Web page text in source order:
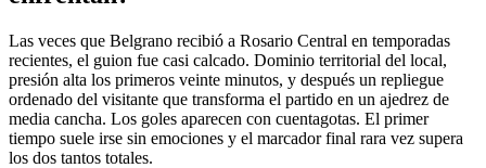
Las veces que Belgrano recibió a Rosario Central en temporadas
recientes, el guion fue casi calcado. Dominio territorial del local,
presión alta los primeros veinte minutos, y después un repliegue
ordenado del visitante que transforma el partido en un ajedrez de
media cancha. Los goles aparecen con cuentagotas. El primer
tiempo suele irse sin emociones y el marcador final rara vez supera
los dos tantos totales.